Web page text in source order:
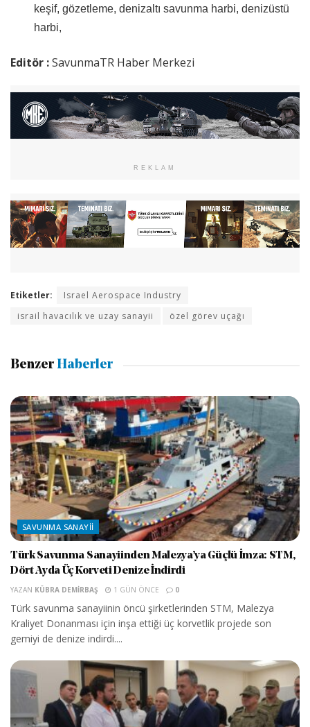
keşif, gözetleme, denizaltı savunma harbi, denizüstü
harbi,
Editör :SavunmaTR Haber Merkezi
REKLAM
Etiketler:
Israel Aerospace Industry
israil havacılık ve uzay sanayii
özel görev uçağı
Benzer Haberler
SAVUNMA SANAYII
Türk Savunma Sanayiinden Malezya’ya Güçlü İmza: STM,
Dört Ayda Üç Korveti Denize İndirdi
YAZAN KÜBRA DEMIRBAŞ 1 GÜN ÖNCE 0
Türk savunma sanayiinin öncü şirketlerinden STM, Malezya
Kraliyet Donanması için inşa ettiği üç korvetlik projede son
gemiyi de denize indirdi....